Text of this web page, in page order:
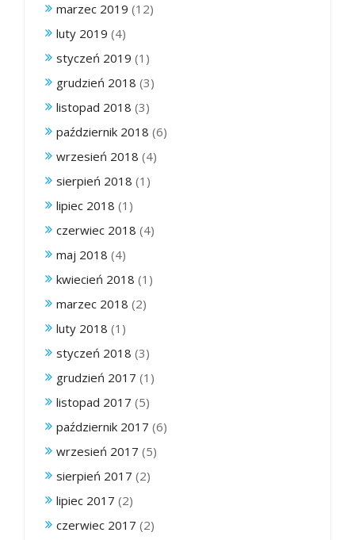
marzec 2019 (12)
luty 2019 (4)
styczeń 2019 (1)
grudzień 2018 (3)
listopad 2018 (3)
październik 2018 (6)
wrzesień 2018 (4)
sierpień 2018 (1)
lipiec 2018 (1)
czerwiec 2018 (4)
maj 2018 (4)
kwiecień 2018 (1)
marzec 2018 (2)
luty 2018 (1)
styczeń 2018 (3)
grudzień 2017 (1)
listopad 2017 (5)
październik 2017 (6)
wrzesień 2017 (5)
sierpień 2017 (2)
lipiec 2017 (2)
czerwiec 2017 (2)